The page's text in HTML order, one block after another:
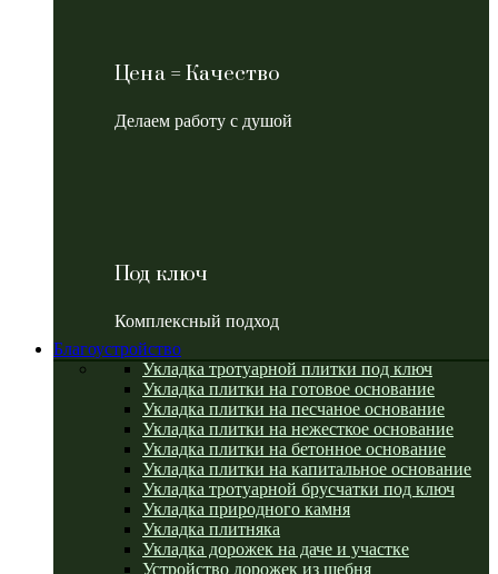
Цена = Качество
Делаем работу с душой
Под ключ
Комплексный подход
Благоустройство
Укладка тротуарной плитки под ключ
Укладка плитки на готовое основание
Укладка плитки на песчаное основание
Укладка плитки на нежесткое основание
Укладка плитки на бетонное основание
Укладка плитки на капитальное основание
Укладка тротуарной брусчатки под ключ
Укладка природного камня
Укладка плитняка
Укладка дорожек на даче и участке
Устройство дорожек из щебня